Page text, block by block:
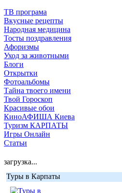
ТВ програма
Вкусные рецепты
Народная медицина
Тосты поздравления
Афоризмы
Уход за животными
Блоги
Открытки
Фотоальбомы
Тайна твоего имени
Твой Гороскоп
Красивые обои
КиноАФИША Киева
Туризм КАРПАТЫ
Игры Онлайн
Статьи
загрузка...
Туры в Карпаты